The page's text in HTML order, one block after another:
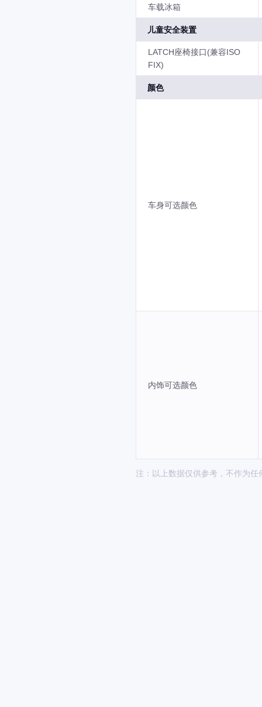
车载冰箱
儿童安全装置
LATCH座椅接口(兼容ISO
FIX)
颜色
车身可选颜色
内饰可选颜色
注：以上数据仅供参考，不作为